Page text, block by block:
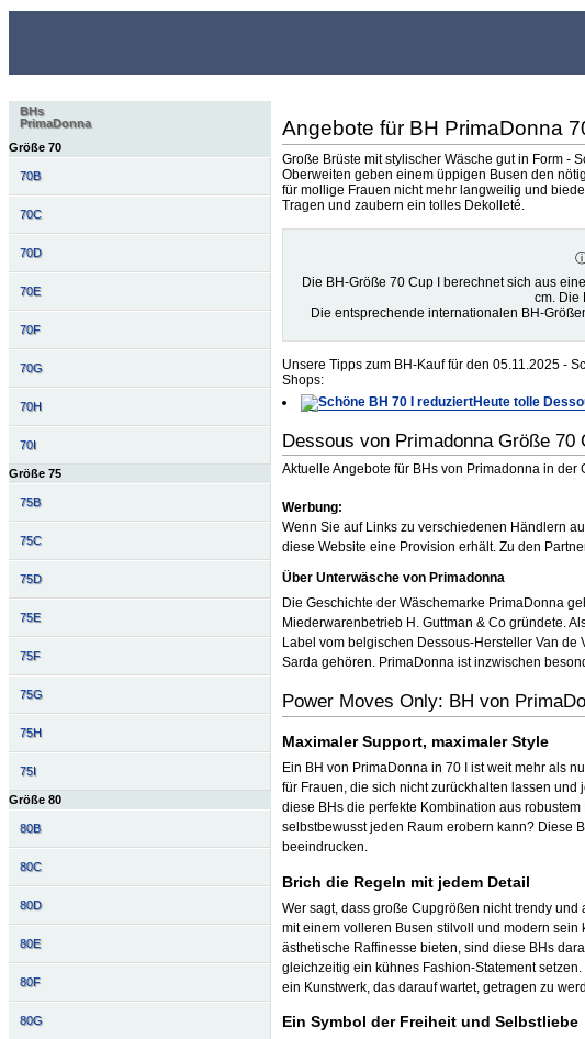
BHs
PrimaDonna
Größe 70
70B
70C
70D
70E
70F
70G
70H
70I
Größe 75
75B
75C
75D
75E
75F
75G
75H
75I
Größe 80
80B
80C
80D
80E
80F
80G
Angebote für BH PrimaDonna
Große Brüste mit stylischer Wäsche gut in Form -
Oberweiten geben einem üppigen Busen den
für mollige Frauen nicht mehr langweilig und
Tragen und zaubern ein tolles Dekolleté.
Die BH-Größe 70 Cup I berechnet sich aus
cm. Die
Die entsprechende internationalen BH-
Unsere Tipps zum BH-Kauf für den 05.11.2025 -
Shops:
Heute tolle
Dessous von Primadonna Größe 70
Aktuelle Angebote für BHs von Primadonna in der
Werbung:
Wenn Sie auf Links zu verschiedenen Händlern
diese Website eine Provision erhält. Zu den
Über Unterwäsche von Primadonna
Die Geschichte der Wäschemarke PrimaDonna
Miederwarenbetrieb H. Guttman & Co gründete.
Label vom belgischen Dessous-Hersteller Van
Sarda gehören. PrimaDonna ist inzwischen
Power Moves Only: BH von
Maximaler Support, maximaler Style
Ein BH von PrimaDonna in 70 I ist weit mehr als
für Frauen, die sich nicht zurückhalten lassen
diese BHs die perfekte Kombination aus
selbstbewusst jeden Raum erobern kann? Diese
beeindrucken.
Brich die Regeln mit jedem Detail
Wer sagt, dass große Cupgrößen nicht trendy
mit einem volleren Busen stilvoll und modern
ästhetische Raffinesse bieten, sind diese BHs
gleichzeitig ein kühnes Fashion-Statement
ein Kunstwerk, das darauf wartet, getragen zu
Ein Symbol der Freiheit und Selbstliebe